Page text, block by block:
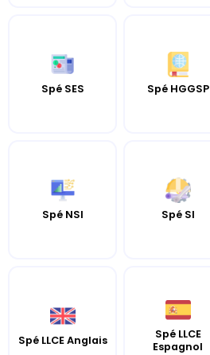
Spé SES Spé HGGSP
Spé NSI Spé SI
Spé LLCE Anglais
Spé LLCE
Espagnol